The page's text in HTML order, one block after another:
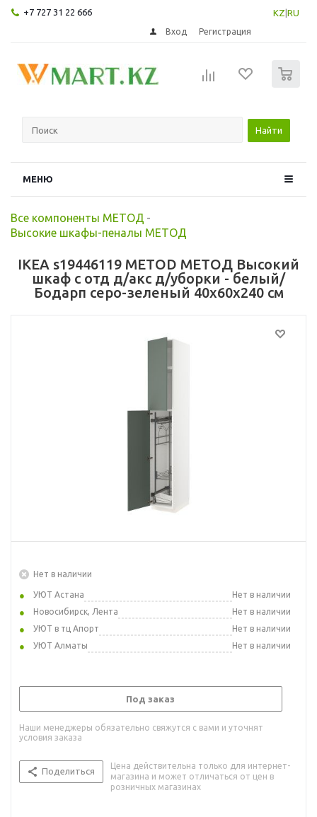
+7 727 31 22 666 KZ RU
Вход Регистрация
Найти
МЕНЮ
Все компоненты МЕТОД -
Высокие шкафы-пеналы МЕТОД
IKEA s19446119 METOD МЕТОД Высокий
шкаф с отд д/акс д/уборки - белый/
Бодарп серо-зеленый 40x60x240 см
Нет в наличии
УЮТ Астана
Нет в наличии
Новосибирск, Лента
Нет в наличии
УЮТ в тц Апорт
Нет в наличии
УЮТ Алматы
Нет в наличии
Под заказ
Наши менеджеры обязательно свяжутся с вами и уточнят
условия заказа
Поделиться
Цена действительна только для интернет-
магазина и может отличаться от цен в
розничных магазинах